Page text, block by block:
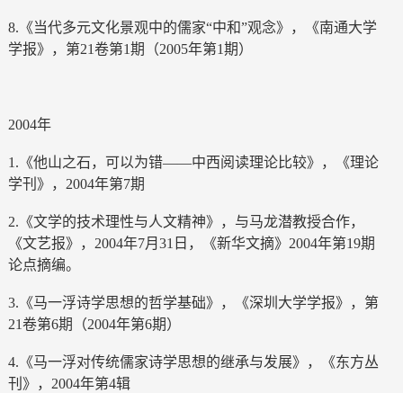
8.《当代多元文化景观中的儒家“中和”观念》，《南通大学
学报》，第21卷第1期（2005年第1期）
2004年
1.《他山之石，可以为错——中西阅读理论比较》，《理论
学刊》，2004年第7期
2.《文学的技术理性与人文精神》，与马龙潜教授合作，
《文艺报》，2004年7月31日，《新华文摘》2004年第19期
论点摘编。
3.《马一浮诗学思想的哲学基础》，《深圳大学学报》，第
21卷第6期（2004年第6期）
4.《马一浮对传统儒家诗学思想的继承与发展》，《东方丛
刊》，2004年第4辑